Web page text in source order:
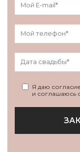
Я даю
и соглашаюсь